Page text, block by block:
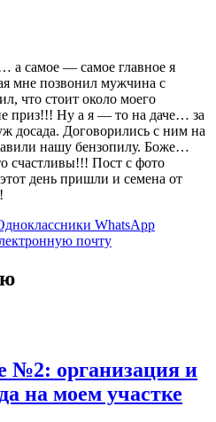
а самое — самое главное я
мне позвонил мужчина с
что стоит около моего
приз!!! Ну а я — то на даче… за
досада. Договорились с ним на
нашу бензопилу. Боже…
счастливы!!! Пост с фото
день пришли и семена от
WhatsApp
почту
№2: организация и
на моем участке